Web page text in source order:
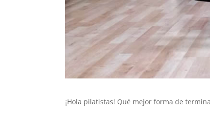
¡Hola pilatistas! Qué mejor forma de